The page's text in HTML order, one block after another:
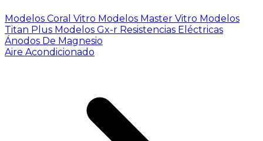
Modelos Coral Vitro Modelos Master Vitro Modelos
Titan Plus Modelos Gx-r Resistencias Eléctricas
Ánodos De Magnesio
Aire Acondicionado